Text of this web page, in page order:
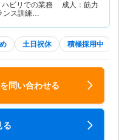
ハビリでの業務 成人：筋力
ンス訓練…
土日祝休 積極採用中
問い合わせる
る